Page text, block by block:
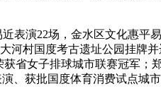
演22场，金水区文化惠平
村国度考古遗址公园挂牌
省女子排球城市联赛冠军；
、获批国度体育消费试点城